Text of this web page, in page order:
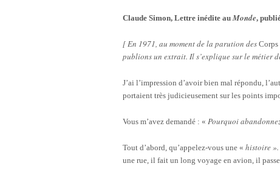
Claude Simon, Lettre inédite au Monde,
[ En 1971, au moment de la parution des Corps
publions un extrait. Il s’explique sur le métier
J’ai l’impression d’avoir bien mal répondu,
portaient très judicieusement sur les points
Vous m’avez demandé : « Pourquoi
Tout d’abord, qu’appelez-vous une « histoire».
une rue, il fait un long voyage en avion, il